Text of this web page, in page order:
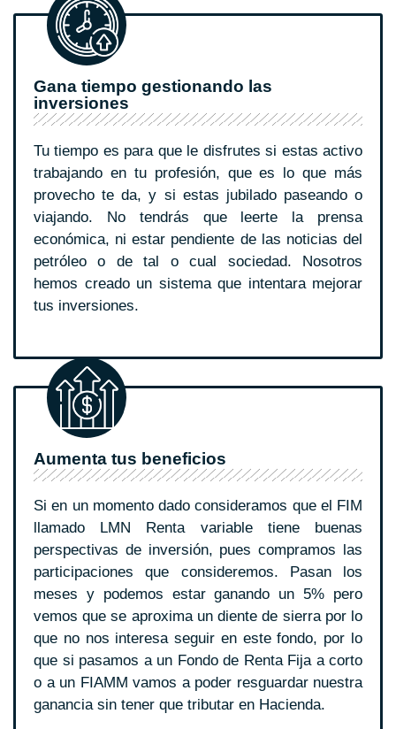
Gana tiempo gestionando las
inversiones
Tu tiempo es para que le disfrutes si estas activo
trabajando en tu profesión, que es lo que más
provecho te da, y si estas jubilado paseando o
viajando. No tendrás que leerte la prensa
económica, ni estar pendiente de las noticias del
petróleo o de tal o cual sociedad. Nosotros
hemos creado un sistema que intentara mejorar
tus inversiones.
Aumenta tus beneficios
Si en un momento dado consideramos que el FIM
llamado LMN Renta variable tiene buenas
perspectivas de inversión, pues compramos las
participaciones que consideremos. Pasan los
meses y podemos estar ganando un 5% pero
vemos que se aproxima un diente de sierra por lo
que no nos interesa seguir en este fondo, por lo
que si pasamos a un Fondo de Renta Fija a corto
o a un FIAMM vamos a poder resguardar nuestra
ganancia sin tener que tributar en Hacienda.